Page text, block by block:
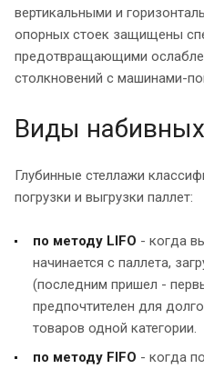
вертикальными и
опорных стоек защищены
предотвращающими
столкновений с машинами-
Виды
Глубинные стеллажи
погрузки и выгрузки паллет:
по методу LIFO - когда
начинается с паллета,
(последним пришел -
предпочтителен для
товаров одной категории.
по методу FIFO - когда